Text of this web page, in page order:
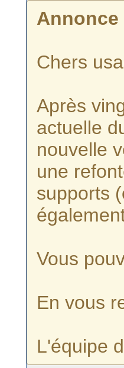
Annonce
Chers
Après
actuelle
nouvelle
une
supports
Vous
En vous
L'équipe